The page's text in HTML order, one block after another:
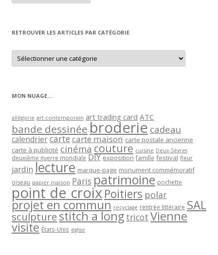
article
RETROUVER LES ARTICLES PAR CATÉGORIE
Retrouver
les
articles
MON NUAGE…
allégorie art contemporain art trading card ATC
bande dessinée broderie cadeau
calendriercartecarte maison carte postale ancienne
carte à publicité cinéma couture cuisine Deux-Sèvres
deuxième guerre mondiale DIY exposition famille festival fleur
jardin lecture marque-page monument commémoratif
oiseau papier maison Paris patrimoine pochette
point de croixPoitiers polar
projet en commun recyclage rentrée littéraire SAL
sculpturestitch a long tricot Vienne
visite États-Unis église